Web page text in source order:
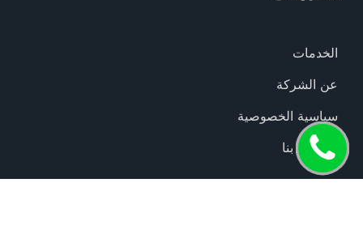
الخدمات
عن الشركة
سياسية الخصوصية
للاتصال بنااتصل